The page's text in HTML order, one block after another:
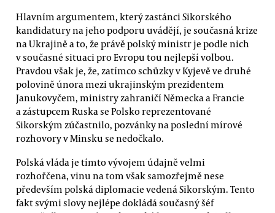
Hlavním argumentem, který zastánci Sikorského
kandidatury na jeho podporu uvádějí, je současná krize
na Ukrajině a to, že právě polský ministr je podle nich
v současné situaci pro Evropu tou nejlepší volbou.
Pravdou však je, že, zatímco schůzky v Kyjevě ve druhé
polovině února mezi ukrajinským prezidentem
Janukovyčem, ministry zahraničí Německa a Francie
a zástupcem Ruska se Polsko reprezentované
Sikorským zúčastnilo, pozvánky na poslední mírové
rozhovory v Minsku se nedočkalo.
Polská vláda je tímto vývojem údajně velmi
rozhořčena, vinu na tom však samozřejmě nese
především polská diplomacie vedená Sikorským. Tento
fakt svými slovy nejlépe dokládá současný šéf